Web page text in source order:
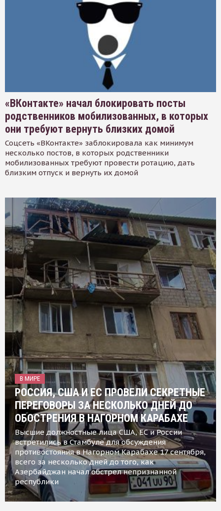
«ВКонтакте» начал блокировать посты
родственников мобилизованных, в которых
они требуют вернуть близких домой
Соцсеть «ВКонтакте» заблокировала как минимум
несколько постов, в которых родственники
мобилизованных требуют провести ротацию, дать
близким отпуск и вернуть их домой
В МИРЕ
РОССИЯ, США И ЕС ПРОВЕЛИ СЕКРЕТНЫЕ
ПЕРЕГОВОРЫ ЗА НЕСКОЛЬКО ДНЕЙ ДО
ОБОСТРЕНИЯ В НАГОРНОМ КАРАБАХЕ
Высшие должностные лица США, ЕС и России
встретились в Стамбуле для обсуждения
противостояния в Нагорном Карабахе 17 сентября,
всего за несколько дней до того, как
Азербайджан начал обстрел непризнанной
республики